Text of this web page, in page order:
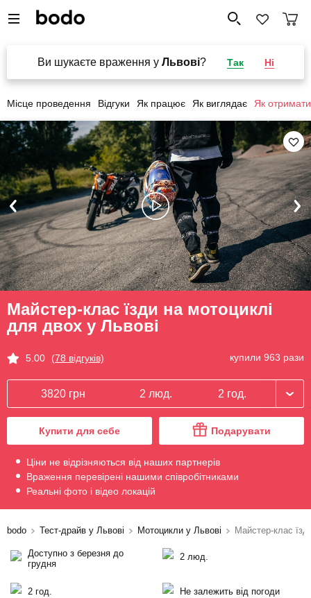
Ви шукаєте враження у Львові? Так Ні
Місце проведення Відгуки Як працює Як виглядає Як отримати
Майстер-клас їзди на мотоциклі
для двох у Львові
5.00 (78 відгуків) купили 963 рази
3820 грн 2 люд. 2 год.
Купити для себе Подарувати
Ціни не відрізняються від наших партнерів
Враження перевірені нашими співробітниками
Реальні фото і відео локацій
bodo Тест-драйв у Львові Мотоцикли у Львові Майстер-клас
Доступно з березня до
грудня
2 люд.
2 год. Не залежить від погоди